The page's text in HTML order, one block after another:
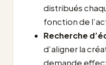
distribués
fonction de
Recherche
d’aligner la
demande